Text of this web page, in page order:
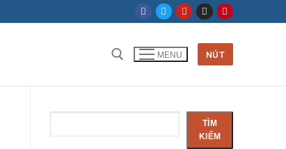
Tìm kiếm cho:
MENU NÚT
kiếm
TÌM
KIẾM